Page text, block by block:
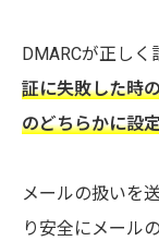
DMARCが正し
証に失敗した時
のどちらかに設
メールの扱いを
り安全にメール